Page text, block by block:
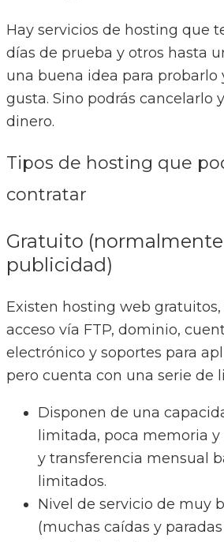
Hay servicios de hosting que
días de prueba y otros hasta
una buena idea para probarlo
gusta. Sino podrás cancelarlo
dinero.
Tipos de hosting que
contratar
Gratuito
publicidad)
Existen hosting web
acceso vía FTP, dominio,
electrónico y soportes para
pero cuenta con una serie de
Disponen de una
limitada, poca memoria
y transferencia mensual
limitados.
Nivel de servicio de muy
(muchas caídas y